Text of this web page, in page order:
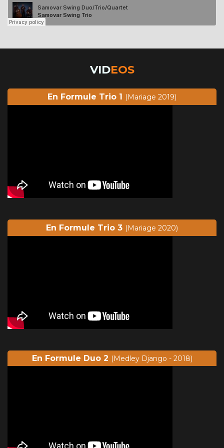
VIDEOS
En Formule Trio 1 (Mariage 2019)
En Formule Trio 3 (Mariage 2020)
En Formule Duo 2 (Medley Django - 2018)